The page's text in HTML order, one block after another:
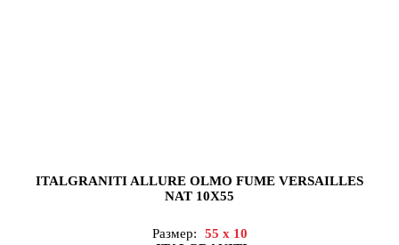
ITALGRANITI ALLURE OLMO FUME VERSAILLES
NAT 10X55
Размер:
55 x 10